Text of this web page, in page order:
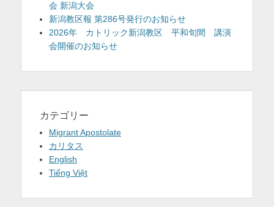
会 新潟大会
新潟教区報 第286号発行のお知らせ
2026年 カトリック新潟教区 平和旬間 講演
会開催のお知らせ
カテゴリー
Migrant Apostolate
カリタス
English
Tiếng Việt